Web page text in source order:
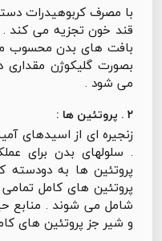
با مصرف کربوهیدرات
قند خون تجزیه می کند .
بافت های بدن محسوب
بصورت گلیکوژن مقداری
می شود .
۲ . پروتئین ها :
زنجیره ای از اسیدهای
. سلولهای بدن برای
پروتئین ها به
پروتئین های کامل
شامل می شوند . منابع
و شیر جز پروتئین های